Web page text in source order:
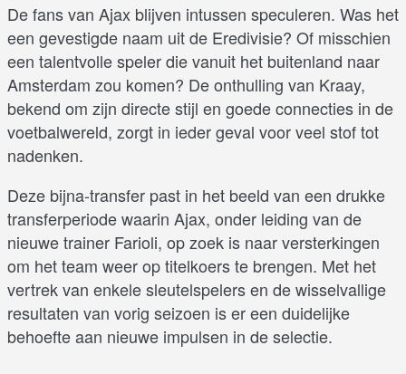
De fans van Ajax blijven intussen speculeren. Was het
een gevestigde naam uit de Eredivisie? Of misschien
een talentvolle speler die vanuit het buitenland naar
Amsterdam zou komen? De onthulling van Kraay,
bekend om zijn directe stijl en goede connecties in de
voetbalwereld, zorgt in ieder geval voor veel stof tot
nadenken.
Deze bijna-transfer past in het beeld van een drukke
transferperiode waarin Ajax, onder leiding van de
nieuwe trainer Farioli, op zoek is naar versterkingen
om het team weer op titelkoers te brengen. Met het
vertrek van enkele sleutelspelers en de wisselvallige
resultaten van vorig seizoen is er een duidelijke
behoefte aan nieuwe impulsen in de selectie.